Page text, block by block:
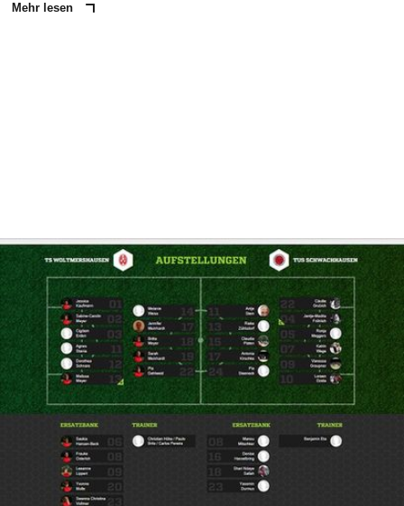
Mehr lesen